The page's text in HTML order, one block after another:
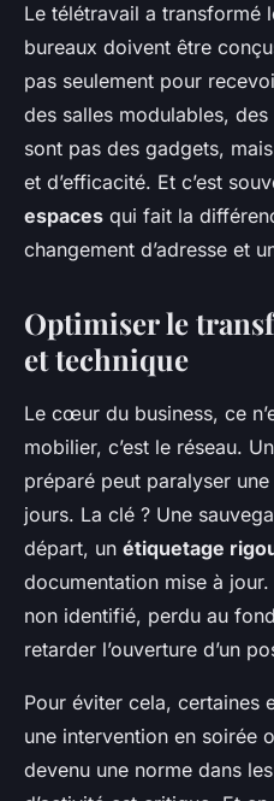
Le télétravail a transformé
bureaux doivent être
pas seulement pour
des salles modulables,
sont pas des gadgets,
et d’efficacité. Et c’est
espaces qui fait la
changement d’adresse et
Optimiser le
et technique
Le cœur du business, ce
mobilier, c’est le réseau.
préparé peut paralyser
jours. La clé ? Une
départ, un étiquetage
documentation mise à
non identifié, perdu au
retarder l’ouverture d’un
Pour éviter cela, certaines
une intervention en soirée
devenu une norme dans